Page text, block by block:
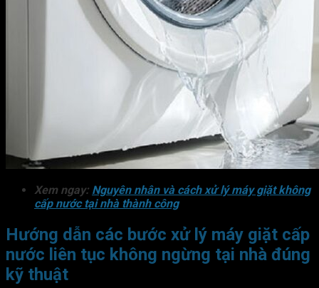
Xem ngay: Nguyên nhân và cách xử lý máy giặt không
cấp nước tại nhà thành công
Hướng dẫn các bước xử lý máy giặt cấp
nước liên tục không ngừng tại nhà đúng
kỹ thuật